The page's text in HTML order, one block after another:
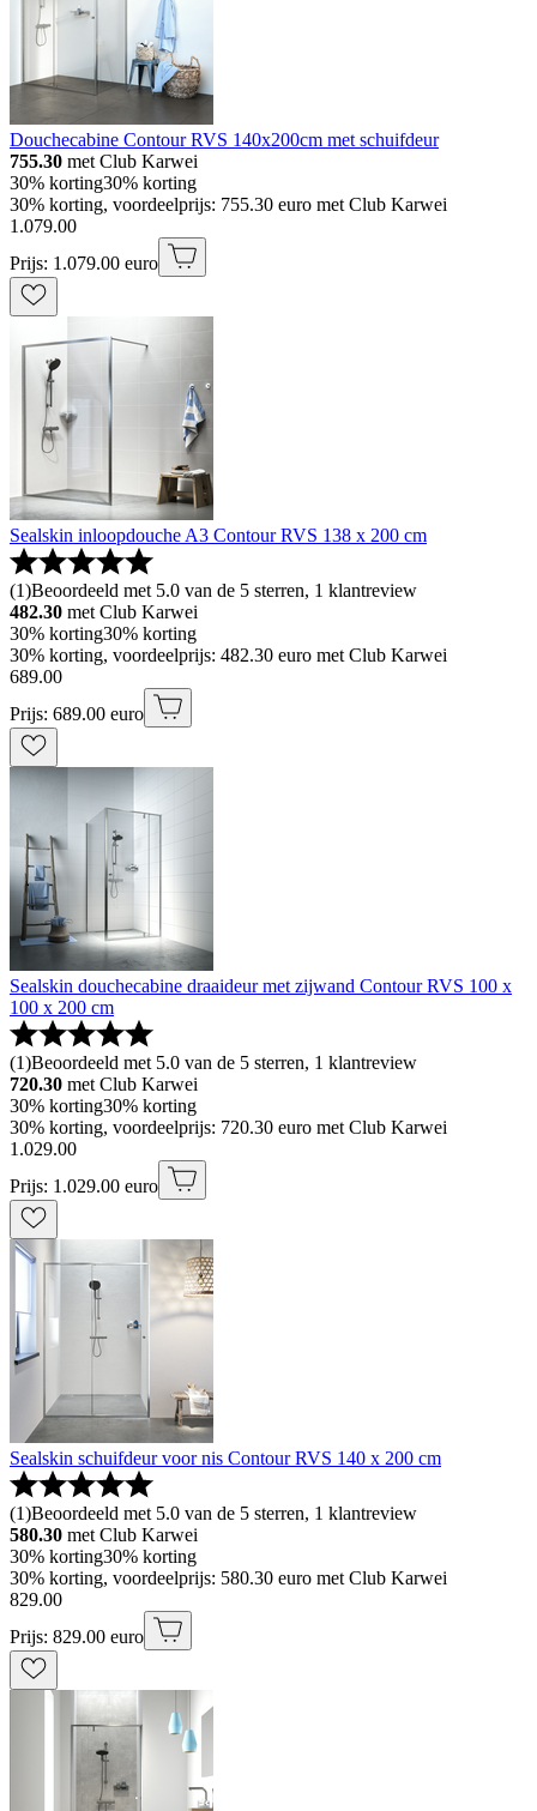
Douchecabine Contour RVS 140x200cm met schuifdeur
755.30 met Club Karwei
30% korting30% korting
30% korting, voordeelprijs: 755.30 euro met Club Karwei
1 .079.00
Prijs: 1.079.00 euro
Sealskin inloopdouche A3 Contour RVS 138 x 200 cm
(1)Beoordeeld met 5.0 van de 5 sterren, 1 klantreview
482.30 met Club Karwei
30% korting30% korting
30% korting, voordeelprijs: 482.30 euro met Club Karwei
689.00
Prijs: 689.00 euro
Sealskin douchecabine draaideur met zijwand Contour RVS 100 x
100 x 200 cm
(1)Beoordeeld met 5.0 van de 5 sterren, 1 klantreview
720.30 met Club Karwei
30% korting30% korting
30% korting, voordeelprijs: 720.30 euro met Club Karwei
1 .029.00
Prijs: 1.029.00 euro
Sealskin schuifdeur voor nis Contour RVS 140 x 200 cm
(1)Beoordeeld met 5.0 van de 5 sterren, 1 klantreview
580.30 met Club Karwei
30% korting30% korting
30% korting, voordeelprijs: 580.30 euro met Club Karwei
829.00
Prijs: 829.00 euro